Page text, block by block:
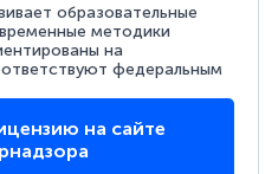
образовательные
методики
на
федеральным
на сайте